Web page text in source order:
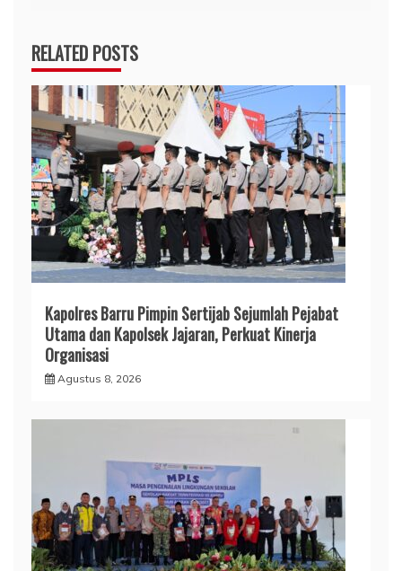
RELATED POSTS
Kapolres Barru Pimpin Sertijab Sejumlah Pejabat
Utama dan Kapolsek Jajaran, Perkuat Kinerja
Organisasi
Agustus 8, 2026